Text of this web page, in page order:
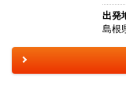
出発
島根